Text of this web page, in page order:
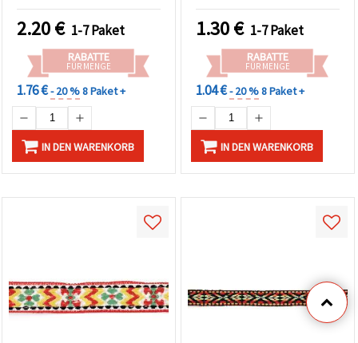
2.20€ 1-7 Paket
RABATTE
FÜR MENGE
1.76 €- 20 %8 Paket +
IN DEN WARENKORB
1.30€ 1-7 Paket
RABATTE
FÜR MENGE
1.04 €- 20 %8 Paket +
IN DEN WARENKORB